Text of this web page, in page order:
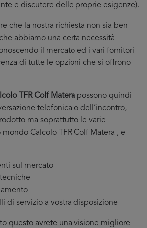
e discutere delle proprie esigenze).
che la nostra richiesta non sia ben
abbiamo una certa necessità
il mercato ed i vari fornitori
di tutte le opzioni che si offrono
TFR Colf Matera possono quindi
telefonica o dell’incontro,
ma soprattutto le varie
Calcolo TFR Colf Matera , e
sul mercato
di servizio a vostra disposizione
questo avrete una visione migliore